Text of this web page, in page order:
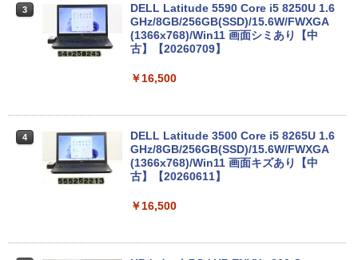
3
DELL Latitude 5590 Core i5 8250U 1.6
GHz/8GB/256GB(SSD)/15.6W/FWXGA
(1366x768)/Win11 画面シミあり【中
古】【20260709】
￥16,500
4
DELL Latitude 3500 Core i5 8265U 1.6
GHz/8GB/256GB(SSD)/15.6W/FWXGA
(1366x768)/Win11 画面キズあり【中
古】【20260611】
￥16,500